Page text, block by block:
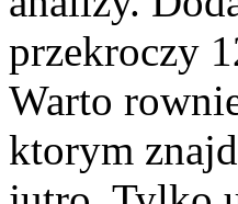
przekroczy
Warto
ktorym